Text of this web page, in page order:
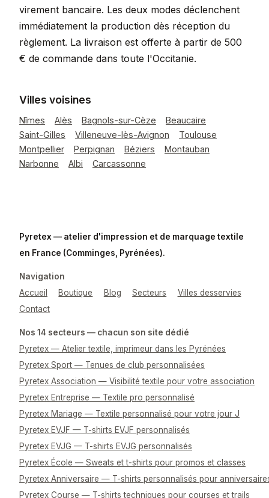
virement bancaire. Les deux modes déclenchent
immédiatement la production dès réception du
règlement. La livraison est offerte à partir de 500
€ de commande dans toute l'Occitanie.
Villes voisines
Nîmes Alès Bagnols-sur-Cèze
Beaucaire
Saint-Gilles
Villeneuve-lès-Avignon
Toulouse
Montpellier
Perpignan Béziers
Montauban
Narbonne
Albi Carcassonne
Pyretex — atelier d'impression et de marquage textile
en France (Comminges, Pyrénées).
Navigation
Accueil
Boutique Blog Secteurs
Villes desservies
Contact
Nos 14 secteurs — chacun son site dédié
Pyretex — Atelier textile, imprimeur dans les Pyrénées
Pyretex Sport — Tenues de club personnalisées
Pyretex Association — Visibilité textile pour votre association
Pyretex Entreprise — Textile pro personnalisé
Pyretex Mariage — Textile personnalisé pour votre jour J
Pyretex EVJF — T-shirts EVJF personnalisés
Pyretex EVJG — T-shirts EVJG personnalisés
Pyretex École — Sweats et t-shirts pour promos et classes
Pyretex Anniversaire — T-shirts personnalisés pour
Pyretex Course — T-shirts techniques pour courses et trails